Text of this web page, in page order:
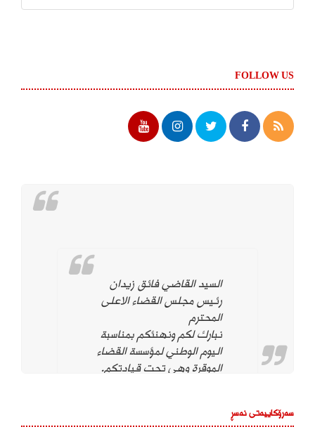
FOLLOW US
السيد القاضي فائق زيدان
رئيس مجلس القضاء الاعلى
المحترم
نبارك لكم ونهنئكم بمناسبة
اليوم الوطني لمؤسسة القضاء
الموقرة وهي تحت قيادتكم.
سەرۆکاییەتی نەسڕ